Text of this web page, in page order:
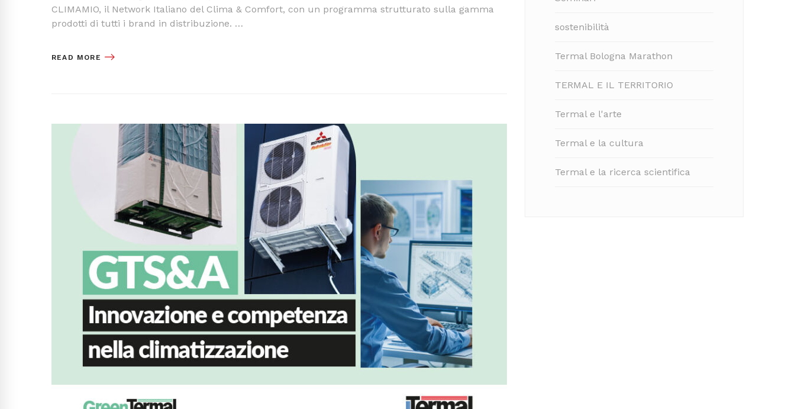
CLIMAMIO, il Network Italiano del Clima & Comfort, con un programma strutturato sulla gamma
prodotti di tutti i brand in distribuzione. …
READ MORE
sostenibilità
Termal Bologna Marathon
TERMAL E IL TERRITORIO
Termal e l'arte
Termal e la cultura
Termal e la ricerca scientifica